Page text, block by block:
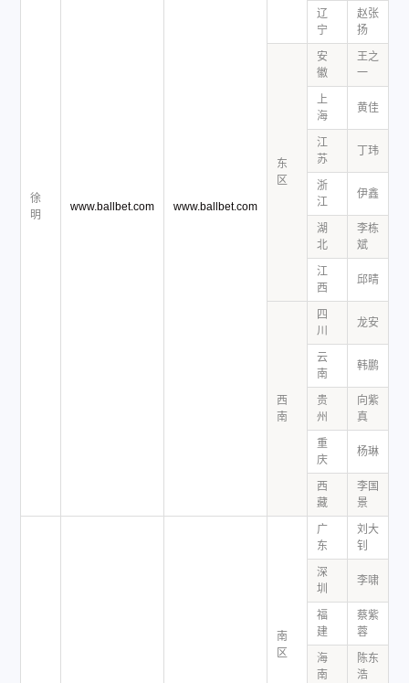
徐
明
www.ballbet.com www.ballbet.com
辽
宁
赵张
扬
东
区
安
徽
王之
一
上
海
黄佳
江
苏
丁玮
浙
江
伊鑫
湖
北
李栋
斌
江
西
邱晴
西
南
四
川
龙安
云
南
韩鹏
贵
州
向紫
真
重
庆
杨琳
西
藏
李国
景
南
区
广
东
刘大
钊
深
圳
李啸
福
建
蔡紫
蓉
海
南
陈东
浩